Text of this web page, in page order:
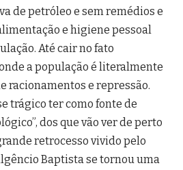
de petróleo e sem remédios e
e higiene pessoal
Até cair no fato
a população é literalmente
racionamentos e repressão.
trágico ter como fonte de
dos que vão ver de perto
retrocesso vivido pelo
Baptista se tornou uma